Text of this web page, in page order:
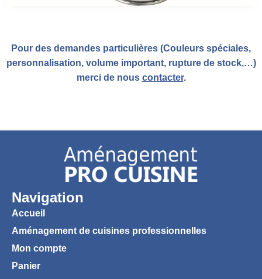
Pour des demandes particulières (Couleurs spéciales,
personnalisation, volume important, rupture de stock,…)
merci de nous contacter.
Navigation
Accueil
Aménagement de cuisines professionnelles
Mon compte
Panier